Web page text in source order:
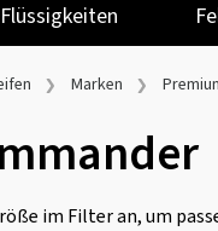
Marken
im Filter an, um